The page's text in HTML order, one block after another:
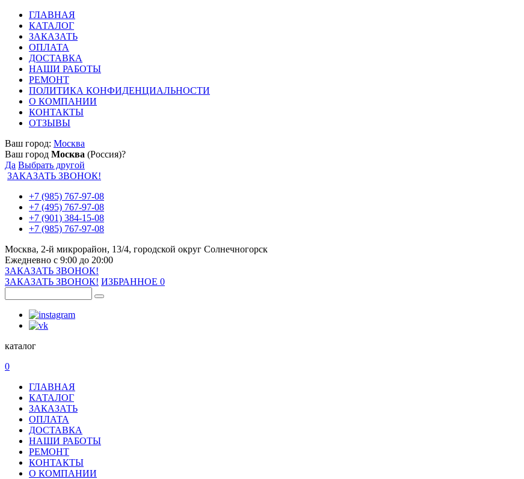
ГЛАВНАЯ
КАТАЛОГ
ЗАКАЗАТЬ
ОПЛАТА
ДОСТАВКА
НАШИ РАБОТЫ
РЕМОНТ
ПОЛИТИКА КОНФИДЕНЦИАЛЬНОСТИ
О КОМПАНИИ
КОНТАКТЫ
ОТЗЫВЫ
Ваш город: Москва
Ваш город Москва (Россия)?
Да Выбрать другой
ЗАКАЗАТЬ ЗВОНОК!
+7 (985) 767-97-08
+7 (495) 767-97-08
+7 (901) 384-15-08
+7 (985) 767-97-08
Москва, 2-й микрорайон, 13/4, городской округ Солнечногорск
Ежедневно с 9:00 до 20:00
ЗАКАЗАТЬ ЗВОНОК!
ЗАКАЗАТЬ ЗВОНОК! ИЗБРАННОЕ 0
каталог
0
ГЛАВНАЯ
КАТАЛОГ
ЗАКАЗАТЬ
ОПЛАТА
ДОСТАВКА
НАШИ РАБОТЫ
РЕМОНТ
КОНТАКТЫ
О КОМПАНИИ